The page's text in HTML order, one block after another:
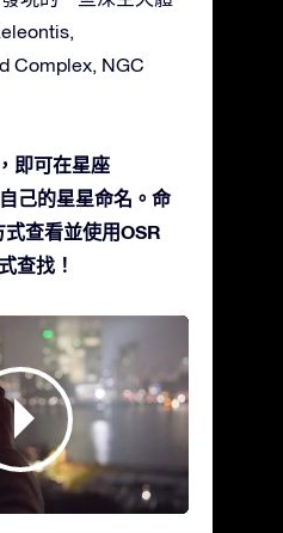
Complex, NGC
即可在星座
己的星星命名。命
查看並使用OSR
查找！